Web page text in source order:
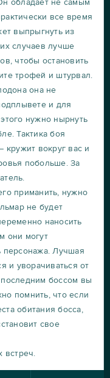
обладает не самым
все время
выпрыгнуть из
случаев лучше
чтобы остановить
трофей и штурвал.
она не
и для
нужно нырнуть
Тактика боя
кружит вокруг вас и
побольше. За
приманить, нужно
не будет
наносить
они могут
персонажа. Лучшая
и уворачиваться от
боссом вы
помнить, что если
обитания босса,
свое
встреч.